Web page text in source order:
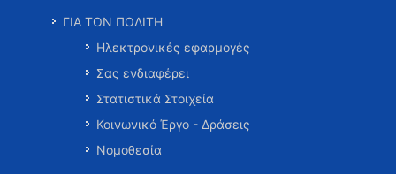
ΓΙΑ ΤΟΝ ΠΟΛΙΤΗ
Ηλεκτρονικές εφαρμογές
Σας ενδιαφέρει
Στατιστικά Στοιχεία
Κοινωνικό Έργο - Δράσεις
Νομοθεσία